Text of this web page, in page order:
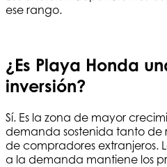
ese rango.
¿Es Playa Honda
inversión?
Sí. Es la zona de mayor
demanda sostenida tanto de
de compradores extranjeros.
a la demanda mantiene los